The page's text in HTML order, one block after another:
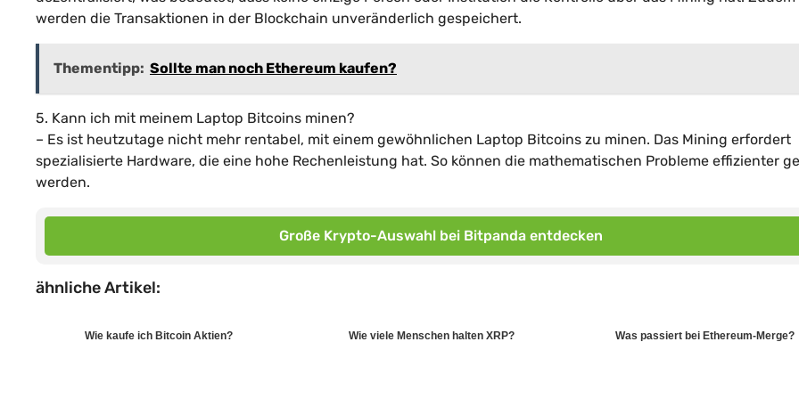
werden die Transaktionen in der Blockchain unveränderlich gespeichert.
Thementipp: Sollte man noch Ethereum kaufen?
5. Kann ich mit meinem Laptop Bitcoins minen?
– Es ist heutzutage nicht mehr rentabel, mit einem gewöhnlichen Laptop Bitcoins zu minen. Das Mining erfordert
spezialisierte Hardware, die eine hohe Rechenleistung hat. So können die mathematischen Probleme effizienter
werden.
Große Krypto-Auswahl bei Bitpanda entdecken
ähnliche Artikel:
Wie kaufe ich Bitcoin Aktien? Wie viele Menschen halten XRP? Was passiert bei Ethereum-Merge?